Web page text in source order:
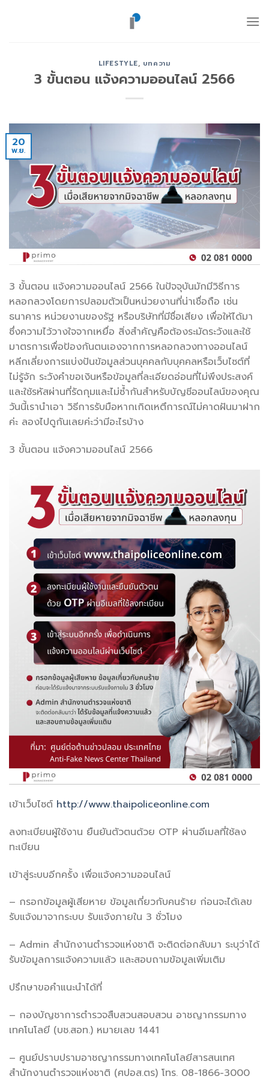
LIFESTYLE, บทความ
3 ขั้นตอน แจ้งความออนไลน์ 2566
20
พ.ย.
3 ขั้นตอน แจ้งความออนไลน์ 2566 ในปัจจุบันมักมีวิธีการ
หลอกลวงโดยการปลอมตัวเป็นหน่วยงานที่น่าเชื่อถือ เช่น
ธนาคาร หน่วยงานของรัฐ หรือบริษัทที่มีชื่อเสียง เพื่อให้ได้มา
ซึ่งความไว้วางใจจากเหยื่อ สิ่งสำคัญคือต้องระมัดระวังและใช้
มาตรการเพื่อป้องกันตนเองจากการหลอกลวงทางออนไลน์
หลีกเลี่ยงการแบ่งปันข้อมูลส่วนบุคคลกับบุคคลหรือเว็บไซต์ที่
ไม่รู้จัก ระวังคำขอเงินหรือข้อมูลที่ละเอียดอ่อนที่ไม่พึงประสงค์
และใช้รหัสผ่านที่รัดกุมและไม่ซ้ำกันสำหรับบัญชีออนไลน์ของคุณ
วันนี้เรานำเอา วิธีการรับมือหากเกิดเหตึการณ์ไม่คาดฝันมาฝาก
ค่ะ ลองไปดูกันเลยค่ะว่ามีอะไรบ้าง
3 ขั้นตอน แจ้งความออนไลน์ 2566
เข้าเว็บไซต์ http://www.thaipoliceonline.com
ลงทะเบียนผู้ใช้งาน ยืนยันตัวตนด้วย OTP ผ่านอีเมลที่ใช้ลง
ทะเบียน
เข้าสู่ระบบอีกครั้ง เพื่อแจ้งความออนไลน์
– กรอกข้อมูลผู้เสียหาย ข้อมูลเกี่ยวกับคนร้าย ก่อนจะได้เลข
รับแจ้งมาจากระบบ รับแจ้งภายใน 3 ชั่วโมง
– Admin สำนักงานตำรวจแห่งชาติ จะติดต่อกลับมา ระบุว่าได้
รับข้อมูลการแจ้งความแล้ว และสอบถามข้อมูลเพิ่มเติม
ปรึกษาขอคำแนะนำได้ที่
– กองบัญชาการตำรวจสืบสวนสอบสวน อาชญากรรมทาง
เทคโนโลยี (บช.สอท.) หมายเลข 1441
– ศูนย์ปราบปรามอาชญากรรมทางเทคโนโลยีสารสนเทศ
สำนักงานตำรวจแห่งชาติ (ศปอส.ตร) โทร. 08-1866-3000